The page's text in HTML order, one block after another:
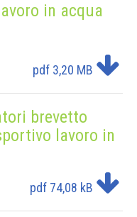
in acqua
pdf 3,20 MB
brevetto
lavoro in
pdf 74,08 kB